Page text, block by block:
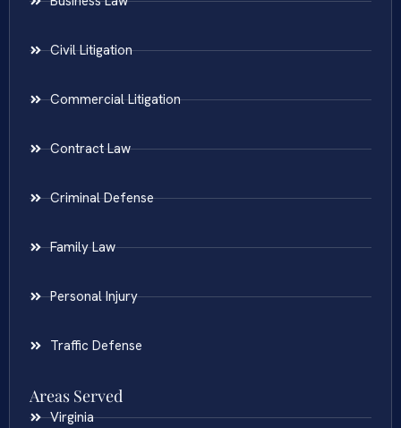
Civil Litigation
Commercial Litigation
Contract Law
Criminal Defense
Family Law
Personal Injury
Traffic Defense
Areas Served
Virginia